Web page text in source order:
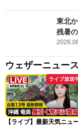
東北
残暑
ウェザーニュー
ライブ放送
【ライブ】最新天気ニュ